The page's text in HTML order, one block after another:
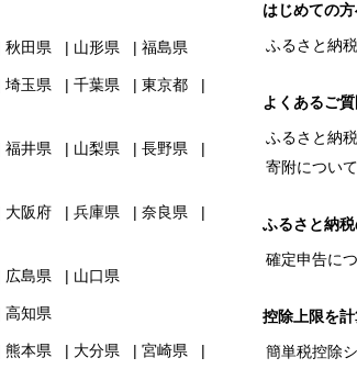
秋田県 山形県 福島県
埼玉県 千葉県
東京都
福井県 山梨県
長野県
大阪府 兵庫県
奈良県
広島県 山口県
高知県
熊本県 大分県
宮崎県
はじめての
ふるさと納
よくあるご質
ふるさと納
寄附について
ふるさと納
確定申告に
控除上限を
簡単税控除